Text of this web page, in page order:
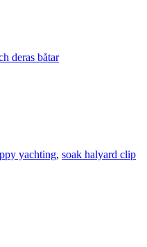
deras båtar
yachting, soak halyard clip